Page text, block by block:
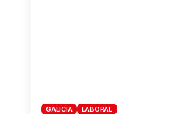
GALICIA LABORAL